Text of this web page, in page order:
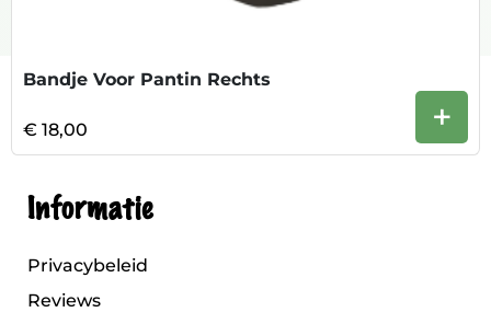
Bandje Voor Pantin Rechts
€ 18,00 +
Informatie
Privacybeleid
Reviews